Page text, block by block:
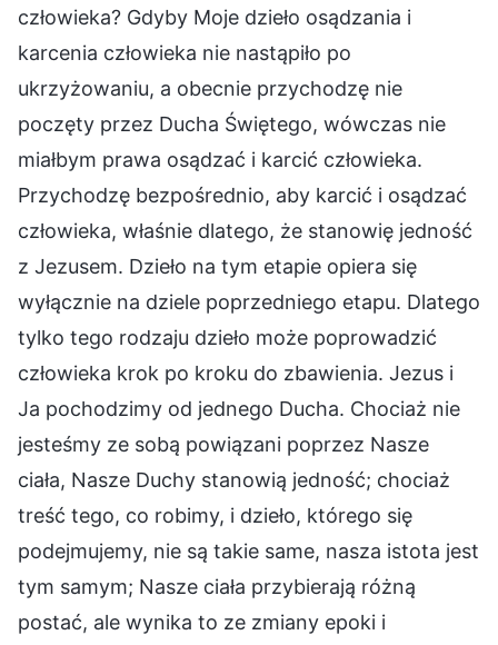
człowieka? Gdyby Moje dzieło osądzania i
karcenia człowieka nie nastąpiło po
ukrzyżowaniu, a obecnie przychodzę nie
poczęty przez Ducha Świętego, wówczas nie
miałbym prawa osądzać i karcić człowieka.
Przychodzę bezpośrednio, aby karcić i osądzać
człowieka, właśnie dlatego, że stanowię jedność
z Jezusem. Dzieło na tym etapie opiera się
wyłącznie na dziele poprzedniego etapu. Dlatego
tylko tego rodzaju dzieło może poprowadzić
człowieka krok po kroku do zbawienia. Jezus i
Ja pochodzimy od jednego Ducha. Chociaż nie
jesteśmy ze sobą powiązani poprzez Nasze
ciała, Nasze Duchy stanowią jedność; chociaż
treść tego, co robimy, i dzieło, którego się
podejmujemy, nie są takie same, nasza istota jest
tym samym; Nasze ciała przybierają różną
postać, ale wynika to ze zmiany epoki i